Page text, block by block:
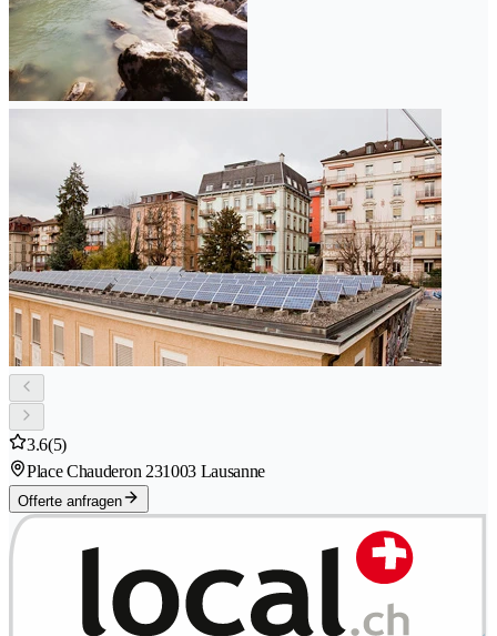
3.6(5)
Place Chauderon 231003 Lausanne
Offerte anfragen